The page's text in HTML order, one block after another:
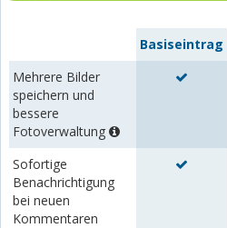
Basiseintrag
Mehrere Bilder
speichern und
bessere
Fotoverwaltung
Sofortige
Benachrichtigung
bei neuen
Kommentaren